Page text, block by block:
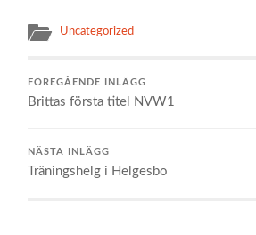
Uncategorized
FÖREGÅENDE INLÄGG
Brittas första titel NVW1
NÄSTA INLÄGG
Träningshelg i Helgesbo